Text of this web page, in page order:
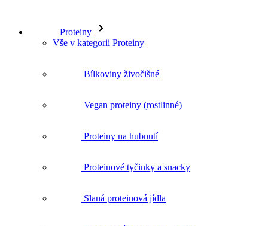
Proteiny
Vše v kategorii Proteiny
Bílkoviny živočišné
Vegan proteiny (rostlinné)
Proteiny na hubnutí
Proteinové tyčinky a snacky
Slaná proteinová jídla